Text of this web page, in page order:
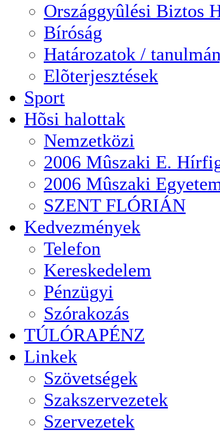
Országgyûlési Biztos
Bíróság
Határozatok /
Elõterjesztések
Sport
Hõsi halottak
Nemzetközi
2006 Mûszaki E.
2006 Mûszaki
SZENT FLÓRIÁN
Kedvezmények
Telefon
Kereskedelem
Pénzügyi
Szórakozás
TÚLÓRAPÉNZ
Linkek
Szövetségek
Szakszervezetek
Szervezetek